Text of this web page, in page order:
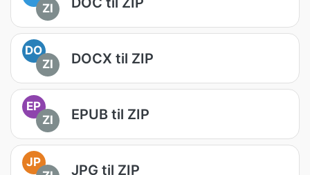
ZI
DO
ZI
DOCX til ZIP
EP
ZI
EPUB til ZIP
JP
JPG til ZIP